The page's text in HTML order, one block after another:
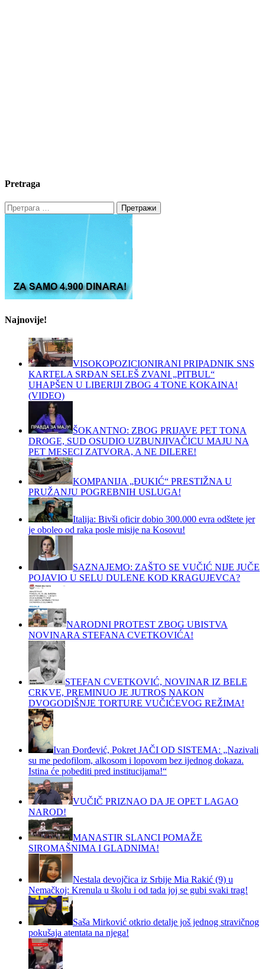
Pretraga
Претрага
за:
Najnovije!
VISOKOPOZICIONIRANI PRIPADNIK SNS
KARTELA SRĐAN SELEŠ ZVANI „PITBUL“
UHAPŠEN U LIBERIJI ZBOG 4 TONE KOKAINA!
(VIDEO)
ŠOKANTNO: ZBOG PRIJAVE PET TONA
DROGE, SUD OSUDIO UZBUNJIVAČICU MAJU NA
PET MESECI ZATVORA, A NE DILERE!
KOMPANIJA „ĐUKIĆ“ PRESTIŽNA U
PRUŽANJU POGREBNIH USLUGA!
Italija: Bivši oficir dobio 300.000 evra odštete jer
je oboleo od raka posle misije na Kosovu!
SAZNAJEMO: ZAŠTO SE VUČIĆ NIJE JUČE
POJAVIO U SELU DULENE KOD KRAGUJEVCA?
NARODNI PROTEST ZBOG UBISTVA
NOVINARA STEFANA CVETKOVIĆA!
STEFAN CVETKOVIĆ, NOVINAR IZ BELE
CRKVE, PREMINUO JE JUTROS NAKON
DVOGODIŠNJE TORTURE VUČIĆEVOG REŽIMA!
Ivan Đorđević, Pokret JAČI OD SISTEMA: „Nazivali
su me pedofilom, alkosom i lopovom bez ijednog dokaza.
Istina će pobediti pred institucijama!“
VUČIČ PRIZNAO DA JE OPET LAGAO
NAROD!
MANASTIR SLANCI POMAŽE
SIROMAŠNIMA I GLADNIMA!
Nestala devojčica iz Srbije Mia Rakić (9) u
Nemačkoj: Krenula u školu i od tada joj se gubi svaki trag!
Saša Mirković otkrio detalje još jednog stravičnog
pokušaja atentata na njega!